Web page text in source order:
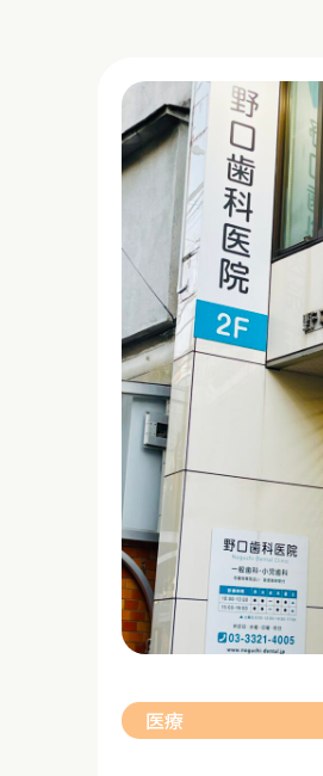
医療